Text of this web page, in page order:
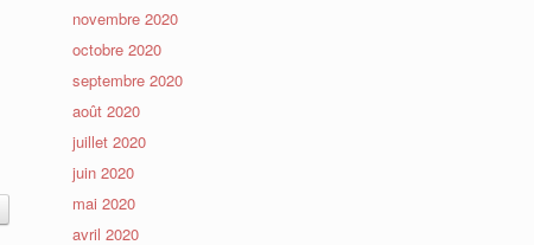
novembre 2020
octobre 2020
septembre 2020
août 2020
juillet 2020
juin 2020
mai 2020
avril 2020